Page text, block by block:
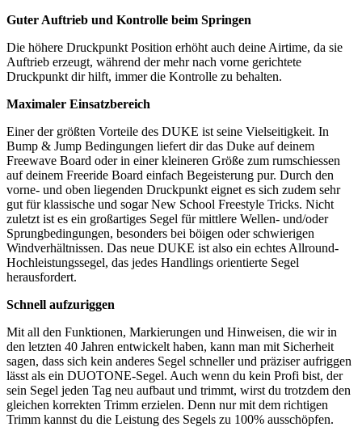
Guter Auftrieb und Kontrolle beim Springen
Die höhere Druckpunkt Position erhöht auch deine Airtime, da sie
Auftrieb erzeugt, während der mehr nach vorne gerichtete
Druckpunkt dir hilft, immer die Kontrolle zu behalten.
Maximaler Einsatzbereich
Einer der größten Vorteile des DUKE ist seine Vielseitigkeit. In
Bump & Jump Bedingungen liefert dir das Duke auf deinem
Freewave Board oder in einer kleineren Größe zum rumschiessen
auf deinem Freeride Board einfach Begeisterung pur. Durch den
vorne- und oben liegenden Druckpunkt eignet es sich zudem sehr
gut für klassische und sogar New School Freestyle Tricks. Nicht
zuletzt ist es ein großartiges Segel für mittlere Wellen- und/oder
Sprungbedingungen, besonders bei böigen oder schwierigen
Windverhältnissen. Das neue DUKE ist also ein echtes Allround-
Hochleistungssegel, das jedes Handlings orientierte Segel
herausfordert.
Schnell aufzuriggen
Mit all den Funktionen, Markierungen und Hinweisen, die wir in
den letzten 40 Jahren entwickelt haben, kann man mit Sicherheit
sagen, dass sich kein anderes Segel schneller und präziser aufriggen
lässt als ein DUOTONE-Segel. Auch wenn du kein Profi bist, der
sein Segel jeden Tag neu aufbaut und trimmt, wirst du trotzdem den
gleichen korrekten Trimm erzielen. Denn nur mit dem richtigen
Trimm kannst du die Leistung des Segels zu 100% ausschöpfen.